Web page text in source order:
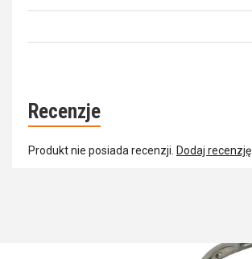
Recenzje
Produkt nie posiada recenzji. Dodaj recenzję